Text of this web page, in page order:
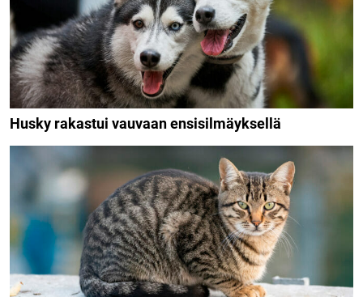
Husky rakastui vauvaan ensisilmäyksellä